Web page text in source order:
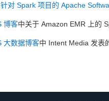
针对 Spark 项目的 Apache
博客中关于 Amazon EMR 上的
大数据博客中 Intent Media 发表